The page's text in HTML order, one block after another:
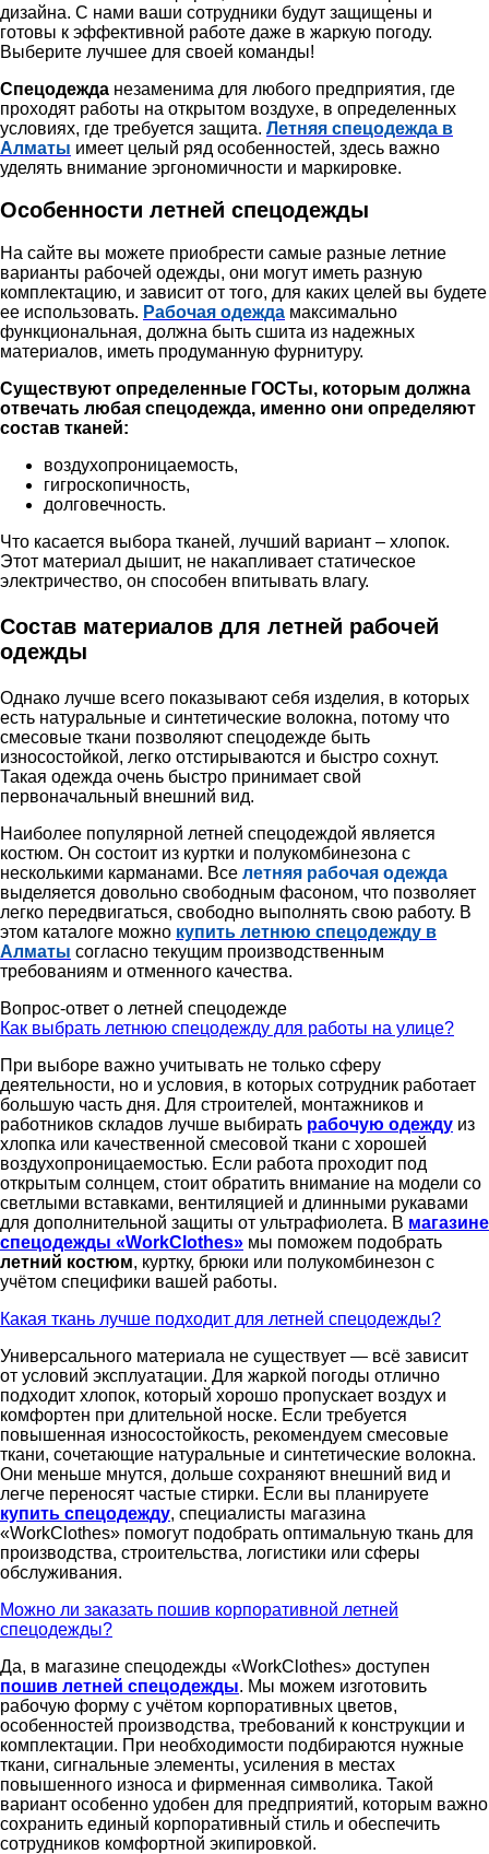
дизайна. С нами ваши сотрудники будут защищены и
готовы к эффективной работе даже в жаркую погоду.
Выберите лучшее для своей команды!
Спецодежда незаменима для любого предприятия, где
проходят работы на открытом воздухе, в определенных
условиях, где требуется защита. Летняя спецодежда в
Алматы имеет целый ряд особенностей, здесь важно
уделять внимание эргономичности и маркировке.
Особенности летней спецодежды
На сайте вы можете приобрести самые разные летние
варианты рабочей одежды, они могут иметь разную
комплектацию, и зависит от того, для каких целей вы будете
ее использовать. Рабочая одежда максимально
функциональная, должна быть сшита из надежных
материалов, иметь продуманную фурнитуру.
Существуют определенные ГОСТы, которым должна
отвечать любая спецодежда, именно они определяют
состав тканей:
воздухопроницаемость,
гигроскопичность,
долговечность.
Что касается выбора тканей, лучший вариант – хлопок.
Этот материал дышит, не накапливает статическое
электричество, он способен впитывать влагу.
Состав материалов для летней рабочей
одежды
Однако лучше всего показывают себя изделия, в которых
есть натуральные и синтетические волокна, потому что
смесовые ткани позволяют спецодежде быть
износостойкой, легко отстирываются и быстро сохнут.
Такая одежда очень быстро принимает свой
первоначальный внешний вид.
Наиболее популярной летней спецодеждой является
костюм. Он состоит из куртки и полукомбинезона с
несколькими карманами. Все летняя рабочая одежда
выделяется довольно свободным фасоном, что позволяет
легко передвигаться, свободно выполнять свою работу. В
этом каталоге можно купить летнюю спецодежду в
Алматы согласно текущим производственным
требованиям и отменного качества.
Вопрос-ответ о летней спецодежде
Как выбрать летнюю спецодежду для работы на улице?
При выборе важно учитывать не только сферу
деятельности, но и условия, в которых сотрудник работает
большую часть дня. Для строителей, монтажников и
работников складов лучше выбирать рабочую одежду из
хлопка или качественной смесовой ткани с хорошей
воздухопроницаемостью. Если работа проходит под
открытым солнцем, стоит обратить внимание на модели со
светлыми вставками, вентиляцией и длинными рукавами
для дополнительной защиты от ультрафиолета. В магазине
спецодежды «WorkClothes» мы поможем подобрать
летний костюм, куртку, брюки или полукомбинезон с
учётом специфики вашей работы.
Какая ткань лучше подходит для летней спецодежды?
Универсального материала не существует — всё зависит
от условий эксплуатации. Для жаркой погоды отлично
подходит хлопок, который хорошо пропускает воздух и
комфортен при длительной носке. Если требуется
повышенная износостойкость, рекомендуем смесовые
ткани, сочетающие натуральные и синтетические волокна.
Они меньше мнутся, дольше сохраняют внешний вид и
легче переносят частые стирки. Если вы планируете
купить спецодежду, специалисты магазина
«WorkClothes» помогут подобрать оптимальную ткань для
производства, строительства, логистики или сферы
обслуживания.
Можно ли заказать пошив корпоративной летней
спецодежды?
Да, в магазине спецодежды «WorkClothes» доступен
пошив летней спецодежды. Мы можем изготовить
рабочую форму с учётом корпоративных цветов,
особенностей производства, требований к конструкции и
комплектации. При необходимости подбираются нужные
ткани, сигнальные элементы, усиления в местах
повышенного износа и фирменная символика. Такой
вариант особенно удобен для предприятий, которым важно
сохранить единый корпоративный стиль и обеспечить
сотрудников комфортной экипировкой.